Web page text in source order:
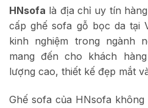
HNsofa là địa chỉ uy tín
cấp ghế sofa gỗ bọc da tại
kinh nghiệm trong ngành
mang đến cho khách
lượng cao, thiết kế đẹp mắt
Ghế sofa của HNsofa